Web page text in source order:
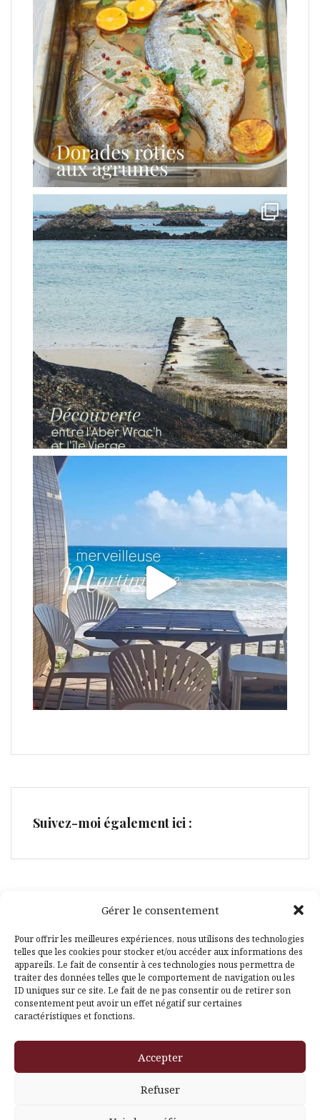
Gérer le consentement
Pour offrir les meilleures expériences, nous utilisons des technologies
telles que les cookies pour stocker et/ou accéder aux informations des
appareils. Le fait de consentir à ces technologies nous permettra de
traiter des données telles que le comportement de navigation ou les
ID uniques sur ce site. Le fait de ne pas consentir ou de retirer son
consentement peut avoir un effet négatif sur certaines
caractéristiques et fonctions.
Accepter
Refuser
Suivez-moi également ici :
Facebook
Pinterest
Themeisle